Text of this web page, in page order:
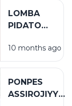
SURABAYA
LOMBA
PIDATO
MEMASUKI
SISTEM
10 months ago
PONPES
ASSIROJIYYAH